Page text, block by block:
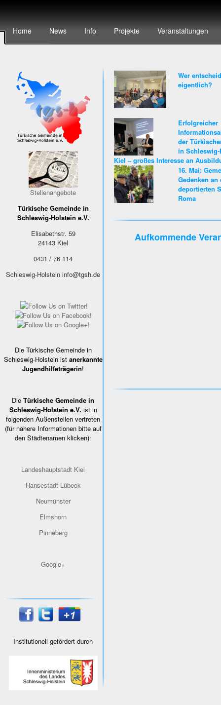
Home News Info Projekte Veranstaltungen
Stellenangebote
Türkische Gemeinde in
Schleswig-Holstein e.V.
Elisabethstr. 59
24143 Kiel
0431 / 76 114
Schleswig-Holstein info@tgsh.de
Die Türkische Gemeinde in
Schleswig-Holstein ist anerkannte
Jugendhilfeträgerin!
Die Türkische Gemeinde in
Schleswig-Holstein e.V. ist in
folgenden Außenstellen vertreten
(für nähere Informationen bitte auf
den Städtenamen klicken):
Landeshauptstadt Kiel
Hansestadt Lübeck
Neumünster
Elmshorn
Pinneberg
Google+
Institutionell gefördert durch
Wer
eigentlich?
Erfolgreicher
der
in
Kiel – großes Interesse an
Karriere beim Land Schleswig-
16. Mai:
Gedenken an
deportierten
Roma
Aufkommende